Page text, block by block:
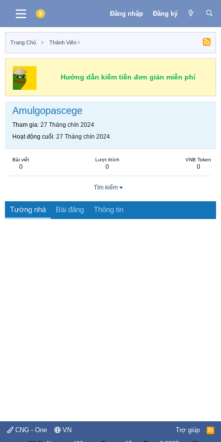
Đăng nhập Đăng ký
Trang Chủ Thành Viên
Hướng dẫn kiếm tiền đơn giản miễn phí
Amulgopascege
Tham gia 27 Tháng chín 2024
Hoạt động cuối 27 Tháng chín 2024
Bài viết
0
Lượt thích
0
VNB Token
0
Tìm kiếm
Tường nhà Bài đăng Thông tin
CNG - One VN Trợ giúp
R